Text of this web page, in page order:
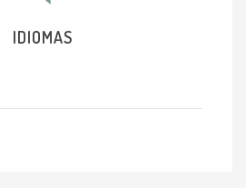
IDIOMAS